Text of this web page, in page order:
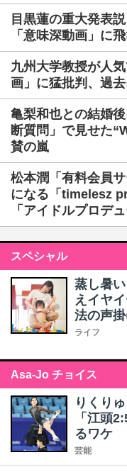
目黒蓮の重大発表
「意味深動画」に
九州大学教授が人
画」に猛批判、過
亀梨和也との結婚
断質問」で見せた
賛の嵐
松本潤「有料会員
になる「timelesz
「アイドルプロデ
スペシャル
蒸し暑
えイヤ
法の声
ライフ
Asa-Jo チョイス
りくり
「江頭
るワケ
芸能